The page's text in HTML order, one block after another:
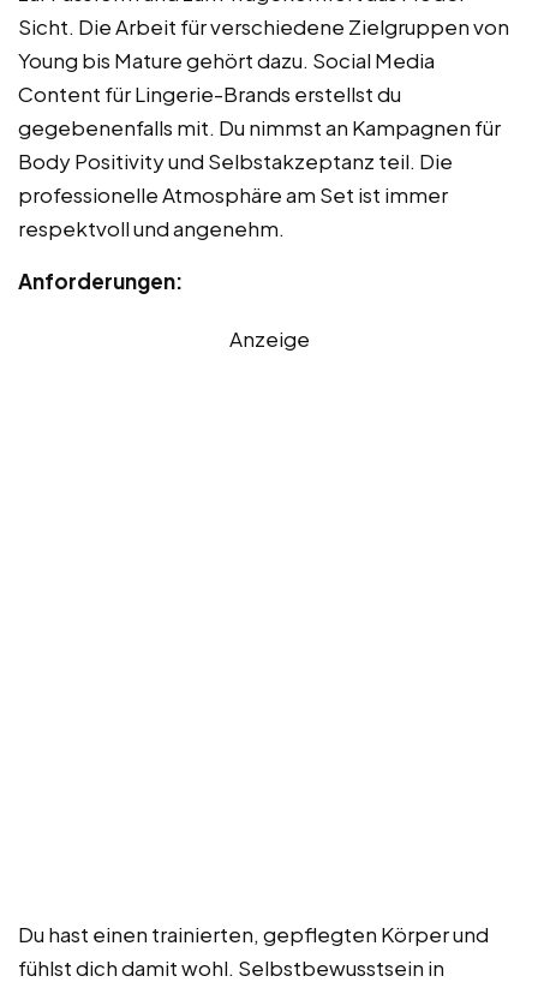
Sicht. Die Arbeit für verschiedene Zielgruppen von
Young bis Mature gehört dazu. Social Media
Content für Lingerie-Brands erstellst du
gegebenenfalls mit. Du nimmst an Kampagnen für
Body Positivity und Selbstakzeptanz teil. Die
professionelle Atmosphäre am Set ist immer
respektvoll und angenehm.
Anforderungen:
Anzeige
Du hast einen trainierten, gepflegten Körper und
fühlst dich damit wohl. Selbstbewusstsein in